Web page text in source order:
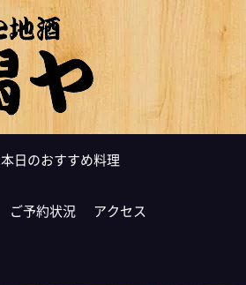
本日のおすすめ料理
ご予約状況 アクセス